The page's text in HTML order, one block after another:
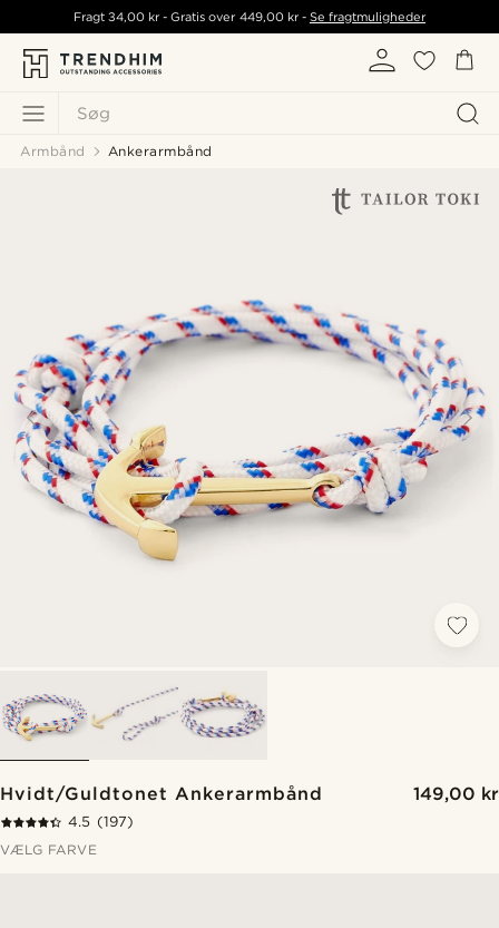
Søg
Fragt34,00 kr - Gratis over 449,00 kr- Se fragtmuligheder
Armbånd Ankerarmbånd
Hvidt/Guldtonet Ankerarmbånd 149,00 kr
4.5 (197)
VÆLG FARVE